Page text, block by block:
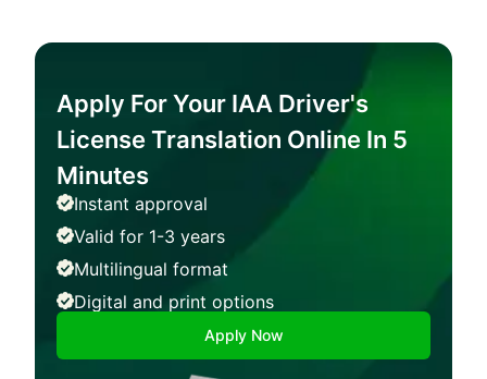
Apply For Your IAA Driver's
License Translation Online In 5
Minutes
Instant approval
Valid for 1-3 years
Multilingual format
Digital and print options
Apply Now